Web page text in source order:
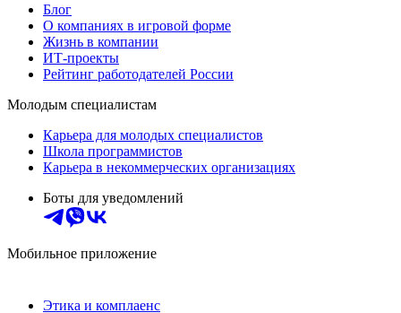
Блог
О компаниях в игровой форме
Жизнь в компании
ИТ-проекты
Рейтинг работодателей России
Молодым специалистам
Карьера для молодых специалистов
Школа программистов
Карьера в некоммерческих организациях
Боты для уведомлений
Мобильное приложение
Этика и комплаенс